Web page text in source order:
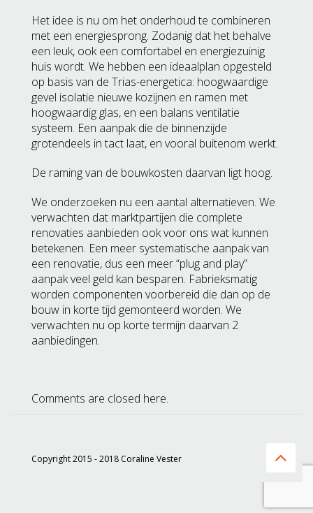
Het idee is nu om het onderhoud te combineren
met een energiesprong. Zodanig dat het behalve
een leuk, ook een comfortabel en energiezuinig
huis wordt. We hebben een ideaalplan opgesteld
op basis van de Trias-energetica: hoogwaardige
gevel isolatie nieuwe kozijnen en ramen met
hoogwaardig glas, en een balans ventilatie
systeem. Een aanpak die de binnenzijde
grotendeels in tact laat, en vooral buitenom werkt.
De raming van de bouwkosten daarvan ligt hoog.
We onderzoeken nu een aantal alternatieven. We
verwachten dat marktpartijen die complete
renovaties aanbieden ook voor ons wat kunnen
betekenen. Een meer systematische aanpak van
een renovatie, dus een meer “plug and play”
aanpak veel geld kan besparen. Fabrieksmatig
worden componenten voorbereid die dan op de
bouw in korte tijd gemonteerd worden. We
verwachten nu op korte termijn daarvan 2
aanbiedingen.
Comments are closed here.
Copyright 2015 - 2018 Coraline Vester